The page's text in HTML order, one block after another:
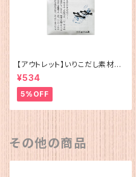
【アウトレット】いりこだし素材10
0%(15g×4)
¥534
5%OFF
その他の商品